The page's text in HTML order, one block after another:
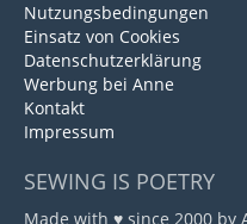
Nutzungsbedingungen
Einsatz von Cookies
Datenschutzerklärung
Werbung bei Anne
Kontakt
Impressum
SEWING IS POETRY
Made with ♥ since 2000 by